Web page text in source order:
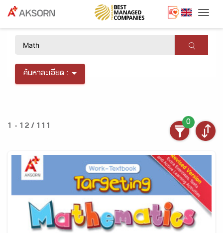
ค้นหาละเอียด :
1 - 12 / 111
0